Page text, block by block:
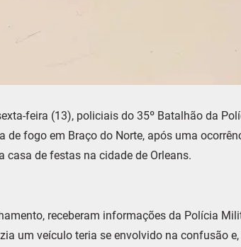
feira (13), policiais do 35º Batalhão da
de fogo em Braço do Norte, após uma
casa de festas na cidade de Orleans.
receberam informações da Polícia
um veículo teria se envolvido na confusão